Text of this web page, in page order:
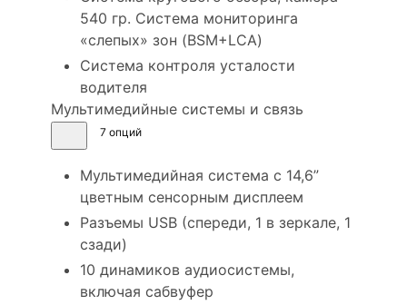
540 гр. Система мониторинга
«слепых» зон (BSM+LCA)
Система контроля усталости
водителя
Мультимедийные системы и связь
7 опций
Мультимедийная система с 14,6”
цветным сенсорным дисплеем
Разъемы USB (спереди, 1 в зеркале, 1
сзади)
10 динамиков аудиосистемы,
включая сабвуфер